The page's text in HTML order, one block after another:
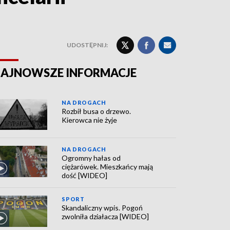
UDOSTĘPNIJ:
INFORMACJE
NA DROGACH
Rozbił busa o drzewo.
Kierowca nie żyje
NA DROGACH
Ogromny hałas od
ciężarówek. Mieszkańcy mają
dość [WIDEO]
SPORT
Skandaliczny wpis. Pogoń
zwolniła działacza [WIDEO]